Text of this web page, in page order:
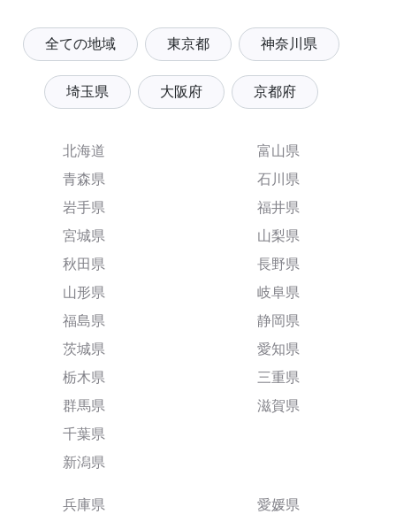
全ての地域 東京都 神奈川県
埼玉県 大阪府 京都府
北海道
青森県
岩手県
宮城県
秋田県
山形県
福島県
茨城県
栃木県
群馬県
千葉県
新潟県
富山県
石川県
福井県
山梨県
長野県
岐阜県
静岡県
愛知県
三重県
滋賀県
兵庫県
愛媛県